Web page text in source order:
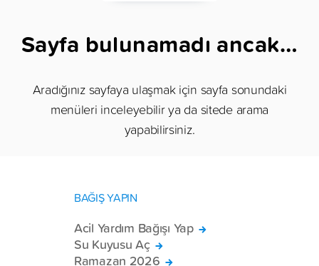
Sayfa bulunamadı ancak…
Aradığınız sayfaya ulaşmak için sayfa sonundaki
menüleri inceleyebilir ya da sitede arama
yapabilirsiniz.
BAĞIŞ YAPIN
Acil Yardım Bağışı Yap
Su Kuyusu Aç
Ramazan 2026